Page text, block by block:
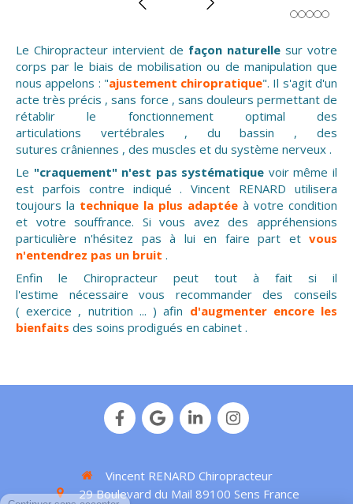
Slide précédentSlide suivant
Le Chiropracteur intervient de façon naturelle sur votre
corps par le biais de mobilisation ou de manipulation que
nous appelons : "ajustement chiropratique". Il s'agit d'un
acte très précis , sans force , sans douleurs permettant de
rétablir le fonctionnement optimal des
articulations vertébrales , du bassin , des
sutures crâniennes , des muscles et du système nerveux .
Le "craquement" n'est pas systématique voir même il
est parfois contre indiqué . Vincent RENARD utilisera
toujours la technique la plus adaptée à votre condition
et votre souffrance. Si vous avez des appréhensions
particulière n'hésitez pas à lui en faire part et vous
n'entendrez pas un bruit .
Enfin le Chiropracteur peut tout à fait si il
l'estime nécessaire vous recommander des conseils
( exercice , nutrition ... ) afin d'augmenter encore les
bienfaits des soins prodigués en cabinet .
Vincent RENARD Chiropracteur
29 Boulevard du Mail 89100 Sens France